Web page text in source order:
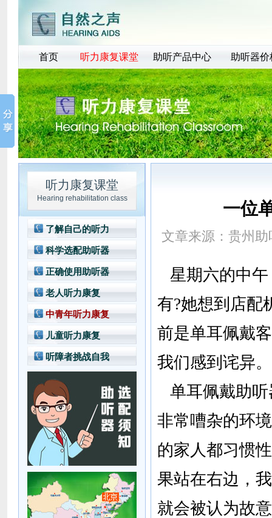
首页 听力康复课堂 助听产品中心 助听器价
听力康复课堂
Hearing rehabilitation class
了解自己的听力
科学选配助听器
正确使用助听器
老人听力康复
中青年听力康复
儿童听力康复
听障者挑战自我
一位
文章来源： 贵州助
星期六的中午
有?她想到店配
前是单耳佩戴
我们感到诧异
单耳佩戴助听
非常嘈杂的环
的家人都习惯
果站在右边，
就会被认为故